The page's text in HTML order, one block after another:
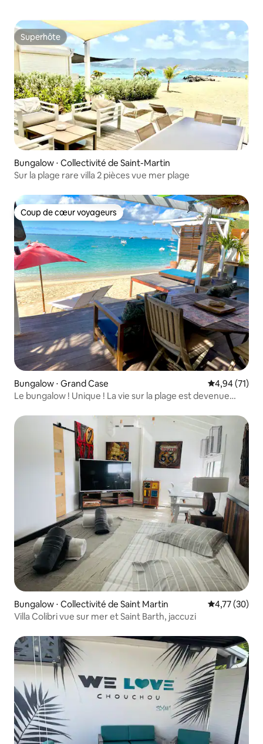
Superhôte
Superhôte
Bungalow ⋅ Collectivité de Saint-Martin
Sur la plage rare villa 2 pièces vue mer plage
Coup de cœur voyageurs
Coup de cœur voyageurs
Bungalow ⋅ Grand Case Évaluation
4,94 (71)
Le bungalow ! Unique ! La vie sur la plage est devenue
Bungalow ⋅ Collectivité de Saint Martin Évaluation
4,77 (30)
Villa Colibri vue sur mer et Saint Barth, jaccuzi